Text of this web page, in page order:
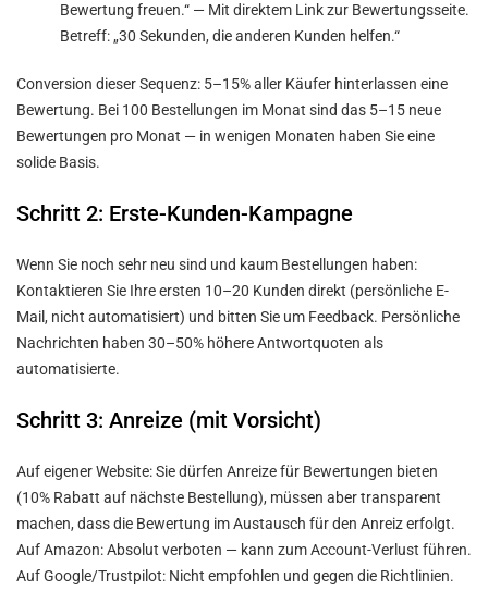
Bewertung freuen.“ — Mit direktem Link zur Bewertungsseite.
Betreff: „30 Sekunden, die anderen Kunden helfen.“
Conversion dieser Sequenz: 5–15% aller Käufer hinterlassen eine
Bewertung. Bei 100 Bestellungen im Monat sind das 5–15 neue
Bewertungen pro Monat — in wenigen Monaten haben Sie eine
solide Basis.
Schritt 2: Erste-Kunden-Kampagne
Wenn Sie noch sehr neu sind und kaum Bestellungen haben:
Kontaktieren Sie Ihre ersten 10–20 Kunden direkt (persönliche E-
Mail, nicht automatisiert) und bitten Sie um Feedback. Persönliche
Nachrichten haben 30–50% höhere Antwortquoten als
automatisierte.
Schritt 3: Anreize (mit Vorsicht)
Auf eigener Website: Sie dürfen Anreize für Bewertungen bieten
(10% Rabatt auf nächste Bestellung), müssen aber transparent
machen, dass die Bewertung im Austausch für den Anreiz erfolgt.
Auf Amazon: Absolut verboten — kann zum Account-Verlust führen.
Auf Google/Trustpilot: Nicht empfohlen und gegen die Richtlinien.